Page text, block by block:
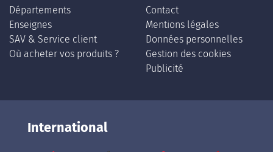
Départements
Enseignes
SAV & Service client
Où acheter vos produits ?
Contact
Mentions légales
Données personnelles
Gestion des cookies
Publicité
International